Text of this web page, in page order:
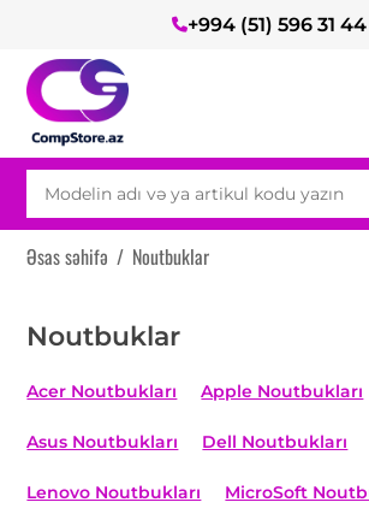
+994 (51) 596 31 44
Əsas səhifə / Noutbuklar
Noutbuklar
Acer Noutbukları Apple Noutbukları
Asus Noutbukları Dell Noutbukları
Lenovo Noutbukları MicroSoft